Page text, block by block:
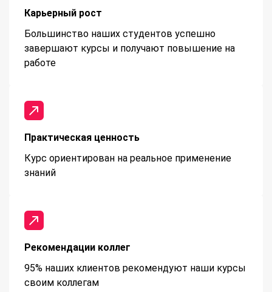
Карьерный рост
Большинство наших студентов успешно
завершают курсы и получают повышение на
работе
Практическая ценность
Курс ориентирован на реальное применение
знаний
Рекомендации коллег
95% наших клиентов рекомендуют наши курсы
своим коллегам